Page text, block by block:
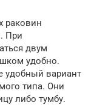
раковин
При
двум
удобно.
удобный вариант
типа. Они
либо тумбу.